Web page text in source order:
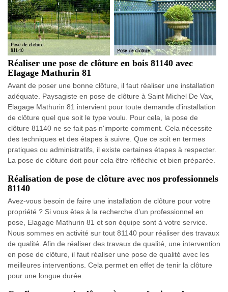
Réaliser une pose de clôture en bois 81140 avec
Elagage Mathurin 81
Avant de poser une bonne clôture, il faut réaliser une installation
adéquate. Paysagiste en pose de clôture à Saint Michel De Vax,
Elagage Mathurin 81 intervient pour toute demande d’installation
de clôture quel que soit le type voulu. Pour cela, la pose de
clôture 81140 ne se fait pas n'importe comment. Cela nécessite
des techniques et des étapes à suivre. Que ce soit en termes
pratiques ou administratifs, il existe certaines étapes à respecter.
La pose de clôture doit pour cela être réfléchie et bien préparée.
Réalisation de pose de clôture avec nos professionnels
81140
Avez-vous besoin de faire une installation de clôture pour votre
propriété ? Si vous êtes à la recherche d’un professionnel en
pose, Elagage Mathurin 81 et son équipe sont à votre service.
Nous sommes en activité sur tout 81140 pour réaliser des travaux
de qualité. Afin de réaliser des travaux de qualité, une intervention
en pose de clôture, il faut réaliser une pose de qualité avec les
meilleures interventions. Cela permet en effet de tenir la clôture
pour une longue durée.